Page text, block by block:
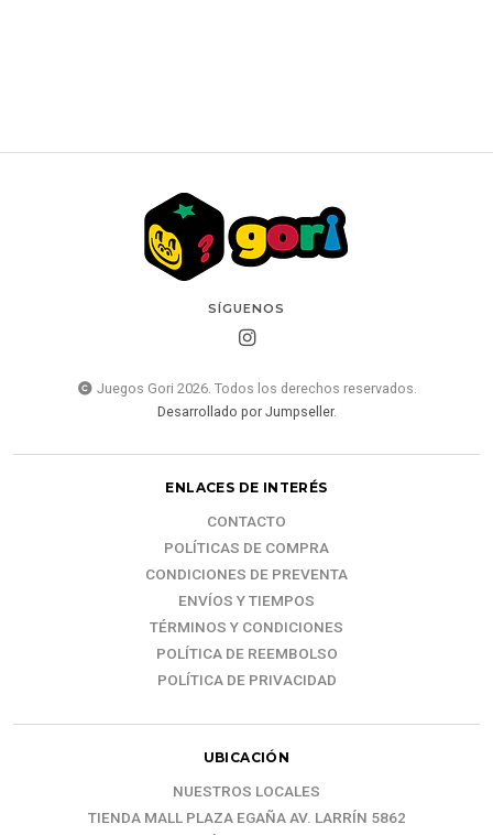
SÍGUENOS
Juegos Gori 2026. Todos los derechos reservados.
Desarrollado por Jumpseller.
ENLACES DE INTERÉS
CONTACTO
POLÍTICAS DE COMPRA
CONDICIONES DE PREVENTA
ENVÍOS Y TIEMPOS
TÉRMINOS Y CONDICIONES
POLÍTICA DE REEMBOLSO
POLÍTICA DE PRIVACIDAD
UBICACIÓN
NUESTROS LOCALES
TIENDA MALL PLAZA EGAÑA AV. LARRÍN 5862